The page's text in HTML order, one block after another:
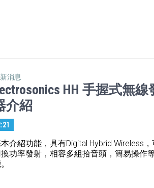
消息
HH 手握式無線
介紹
介紹功能，具有Digital Hybrid Wireless
功率發射，相容多組拾音頭，簡易操作